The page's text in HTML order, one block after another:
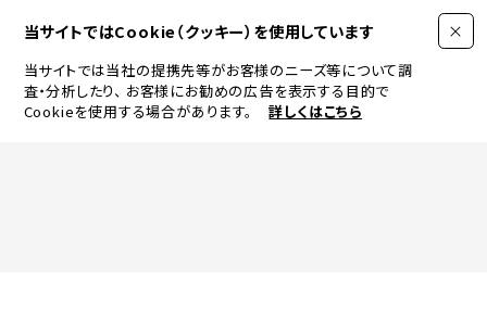
当サイトではCookie（クッキー）を使用しています
当サイトでは当社の提携先等がお客様のニーズ等について調
査・分析したり、 お客様にお勧めの広告を表示する目的で
Cookieを使用する場合があります。
詳しくはこちら